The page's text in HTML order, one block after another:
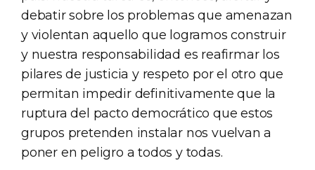
debatir sobre los problemas que amenazan
y violentan aquello que logramos construir
y nuestra responsabilidad es reafirmar los
pilares de justicia y respeto por el otro que
permitan impedir definitivamente que la
ruptura del pacto democrático que estos
grupos pretenden instalar nos vuelvan a
poner en peligro a todos y todas.